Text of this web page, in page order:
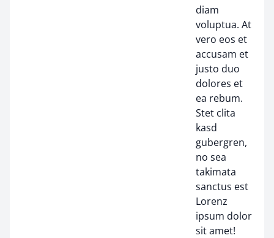
diam
voluptua. At
vero eos et
accusam et
justo duo
dolores et
ea rebum.
Stet clita
kasd
gubergren,
no sea
takimata
sanctus est
Lorenz
ipsum dolor
sit amet!